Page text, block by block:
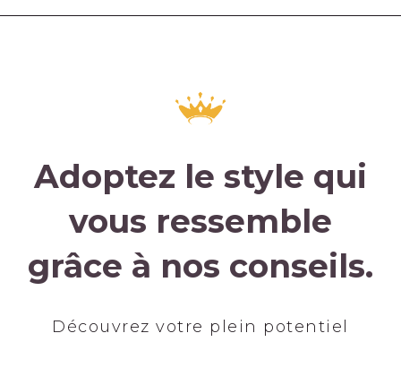
Adoptez le style qui
vous ressemble
grâce à nos conseils.
Découvrez votre plein potentiel